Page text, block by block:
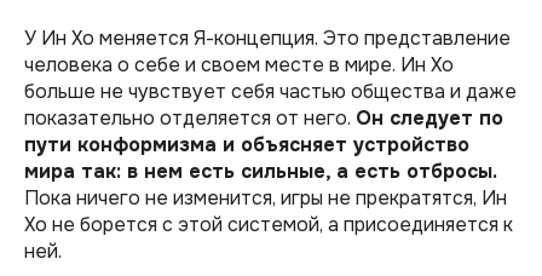
У Ин Хо меняется Я-концепция. Это представление
человека о себе и своем месте в мире. Ин Хо
больше не чувствует себя частью общества и даже
показательно отделяется от него. Он следует по
пути конформизма и объясняет устройство
мира так: в нем есть сильные, а есть отбросы.
Пока ничего не изменится, игры не прекратятся, Ин
Хо не борется с этой системой, а присоединяется к
ней.